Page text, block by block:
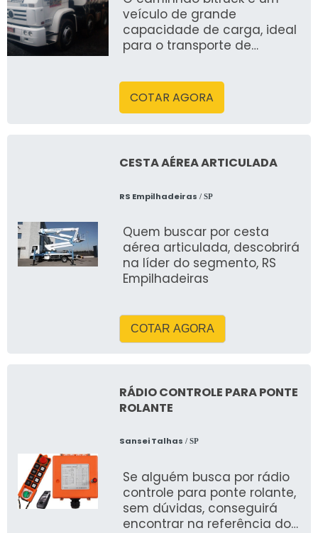
veículo de grande
capacidade de carga, ideal
para o transporte de
cimento e agregados. Com
sua configuração de eixos
garantindo maior
segurança e eficiência nas
incluem robustez, alta
versatilidade.
COTAR AGORA
CESTA AÉREA ARTICULADA
RS Empilhadeiras / SP
Quem buscar por cesta
aérea articulada, descobrirá
na líder do segmento, RS
Empilhadeiras
COTAR AGORA
RÁDIO CONTROLE PARA PONTE
ROLANTE
Sansei Talhas / SP
Se alguém busca por rádio
controle para ponte rolante,
sem dúvidas, conseguirá
encontrar na referência do